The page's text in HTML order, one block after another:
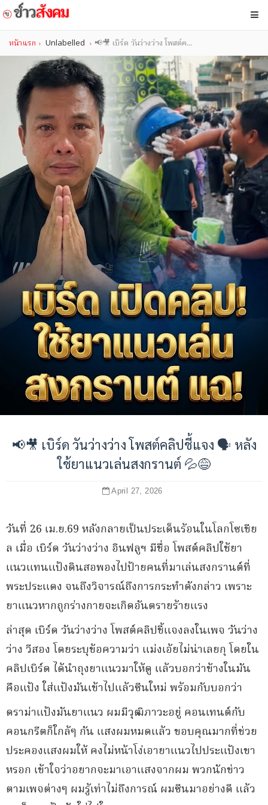
หน้าแรก Unlabelled 📢🎥 เบิร์ด วันว่างว่าง โพสต์ค...
📢🎥 เบิร์ด วันว่างว่าง โพสต์คลิปชี้แจง 🗣️ หลัง
ใช้ยาแนวเล่นสงกรานต์ 💦😅
April 27, 2026
วันที่ 26 เม.ย.69 หลังกลายเป็นประเด็นร้อนในโลกโซเชีย
ล เมื่อ เบิร์ด วันว่างว่าง อินฟลูฯ มีชื่อ โพสต์คลิปใช้ยา
แนวแทนแป้งดินสอพองไปป้ายคนที่มาเล่นสงกรานต์ที่
พระประแดง จนถึงวิจารณ์ถึงการกระทำดังกล่าว เพราะ
ยาแนวหากถูกร่างกายจะเกิดอันตรายร้ายแรง
ล่าสุด เบิร์ด วันว่างว่าง โพสต์คลิปชี้แจงลงในเพจ วันว่าง
ว่าง วีสอง โดยระบุข้อความว่า แม่งเอ้ยไม่น่าเลยกุ โดยใน
คลิปเบิร์ด ได้นำถุงยาแนวมาให้ดู แล้วบอกว่าข้างในมัน
คือแป้ง ใส่แป้งมันเข้าไปแล้วซีนใหม่ พร้อมกับบอกว่า
ดราม่าแป้งมันยาแนว ผมมีวุฒิภาวะอยู่ คอนเทนต์กับ
คอนกรีตก็ใกล้ๆ กัน แสงผมหมดแล้ว ขอบคุณมากที่ช่วย
ประคองแสงผมให้ คงไม่หน้าโง่เอายาแนวไปประแป้งเขา
หรอก เข้าใจว่าอยากจะมาเอาแสงจากผม พวกนักข่าว
ตามเพจต่างๆ ผมรู้เท่าไม่ถึงการณ์ ผมซีนมาอย่างดี แล้ว